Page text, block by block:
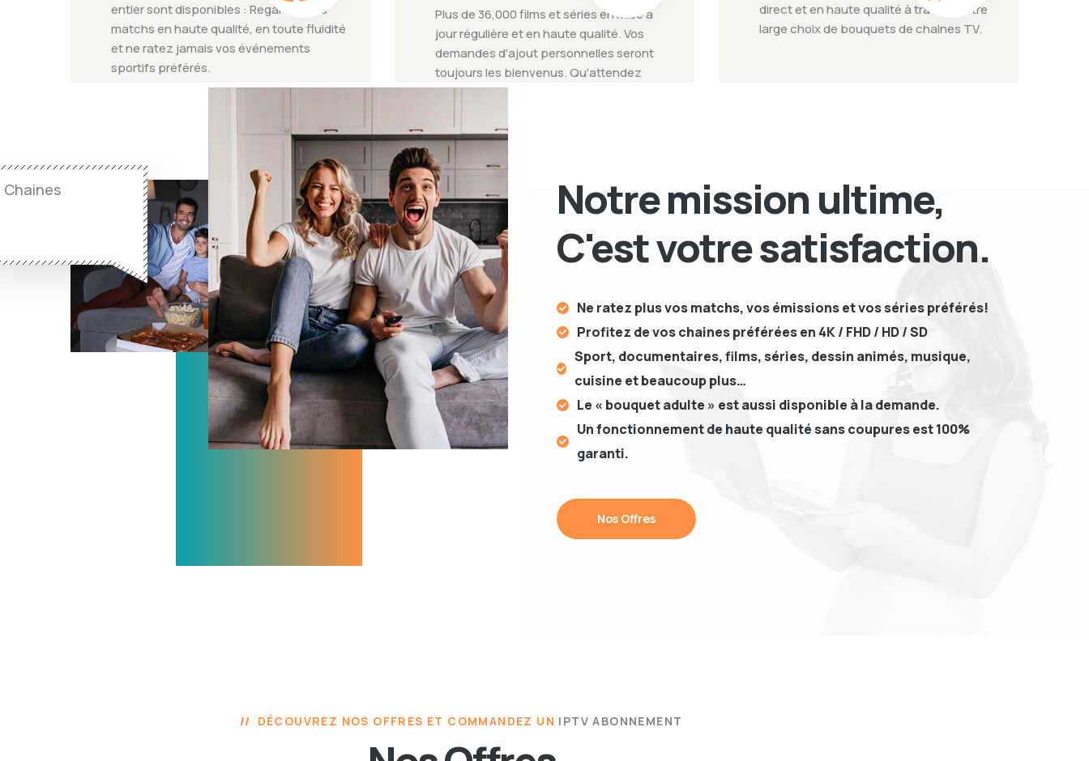
entier sont disponibles : Regardez vos
matchs en haute qualité, en toute fluidité
et ne ratez jamais vos événements
sportifs préférés.
Plus de 36,000 films et séries en mise à
jour régulière et en haute qualité. Vos
demandes d'ajout personnelles seront
toujours les bienvenus. Qu'attendez
vous ? préparez du pop-corn et lancez
direct et en haute qualité à travers notre
large choix de bouquets de chaines TV.
Chaines
Notre mission ultime,
C'est votre satisfaction.
Ne ratez plus vos matchs, vos émissions et vos séries préférés!
Profitez de vos chaines préférées en 4K / FHD / HD / SD
Sport, documentaires, films, séries, dessin animés, musique,
cuisine et beaucoup plus…
Le « bouquet adulte » est aussi disponible à la demande.
Un fonctionnement de haute qualité sans coupures est 100%
garanti.
Nos Offres
DÉCOUVREZ NOS OFFRES ET COMMANDEZ UN IPTV ABONNEMENT